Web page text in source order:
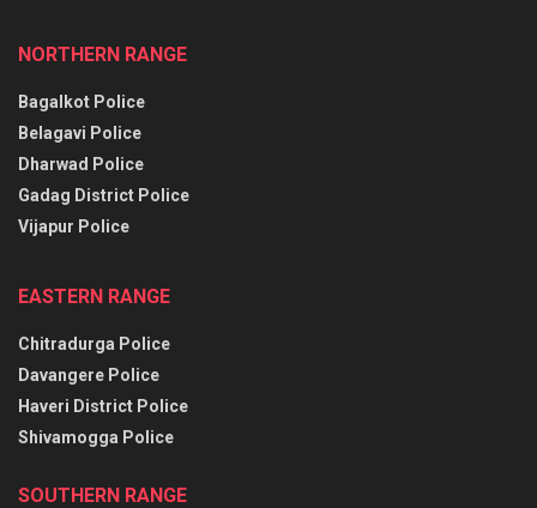
NORTHERN RANGE
Bagalkot Police
Belagavi Police
Dharwad Police
Gadag District Police
Vijapur Police
EASTERN RANGE
Chitradurga Police
Davangere Police
Haveri District Police
Shivamogga Police
SOUTHERN RANGE